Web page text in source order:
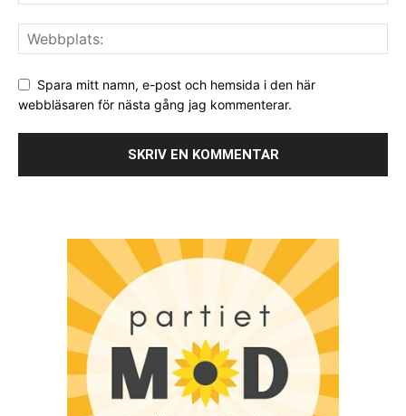
Spara mitt namn, e-post och hemsida i den här
webbläsaren för nästa gång jag kommenterar.